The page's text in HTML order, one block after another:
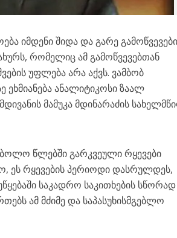
იმდენი შიდა და გარე
რომელიც ამ გამოწვევებთან
უფლება არა აქვს. ვამბობ
ეხმიანება ანალიტიკოსი ზაალ
მამუკა მდინარაძის
წლებში გარკვეული რყევები
ეს რყევების პერიოდი დასრულდეს,
საკადრო საკითხების სწორად
ამ მძიმე და საპასუხისმგებლო